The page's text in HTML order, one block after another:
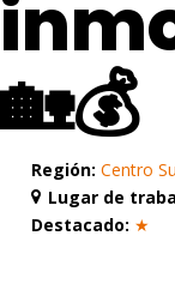
Bolsa
de
Grupo
SADASI
🏡💰
Región: Centro
Lugar de
Destacado: ★